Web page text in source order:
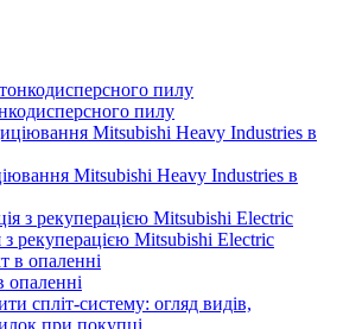
пилу
Mitsubishi Heavy Industries в
з рекуперацією Mitsubishi Electric
опаленні